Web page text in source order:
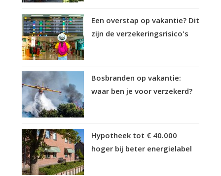
Een overstap op vakantie? Dit
zijn de verzekeringsrisico's
Bosbranden op vakantie:
waar ben je voor verzekerd?
Hypotheek tot € 40.000
hoger bij beter energielabel